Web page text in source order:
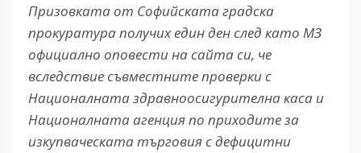
Призовката от Софийската градска
прокуратура получих един ден след като МЗ
официално оповести на сайта си, че
вследствие съвместните проверки с
Националната здравноосигурителна каса и
Националната агенция по приходите за
изкупваческата търговия с дефицитни